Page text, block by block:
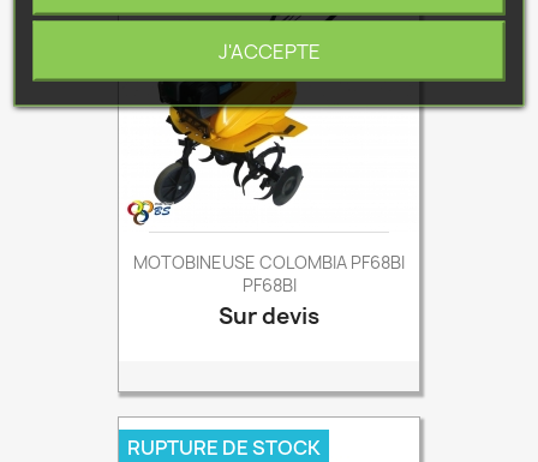
MOTOBINEUSE COLOMBIA PF68BI
PF68BI
Prix
Sur devis
RUPTURE DE STOCK
J'ACCEPTE